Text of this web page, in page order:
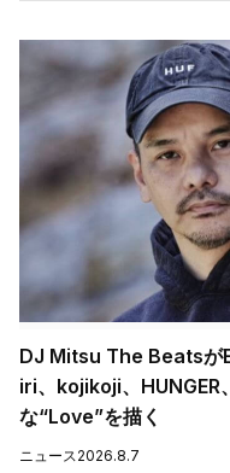
DJ Mitsu The Beatsが
iri、kojikoji、HUNGER
な“Love”を描く
ニュース 2026.8.7